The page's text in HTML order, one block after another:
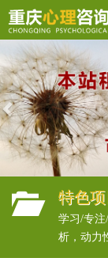
Previous
特色项
学习/专
析，动力